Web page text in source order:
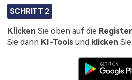
SCHRITT 2
Klicken Sie oben auf die
Sie dann KI-Tools und klicken